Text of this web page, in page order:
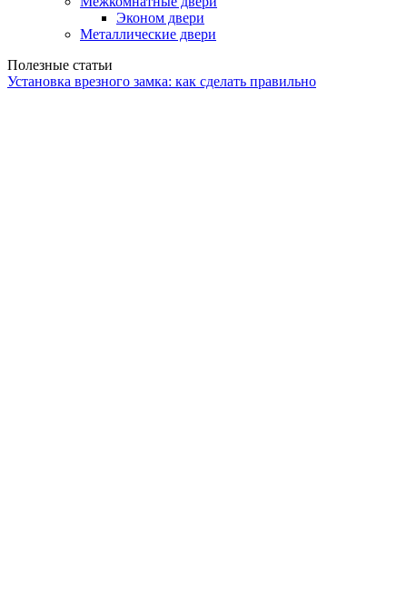
Эконом двери
Металлические двери
Полезные статьи
Установка врезного замка: как сделать правильно